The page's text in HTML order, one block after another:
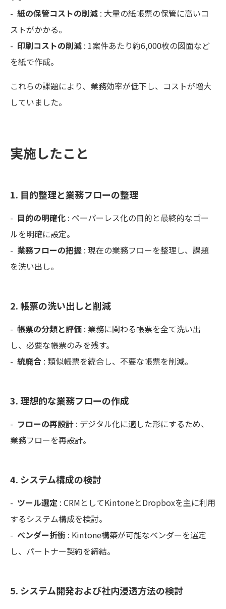
- 紙の保管コストの削減 : 大量の紙帳票の保管に高いコ
ストがかかる。
- 印刷コストの削減 : 1案件あたり約6,000枚の図面など
を紙で作成。
これらの課題により、業務効率が低下し、コストが増大
していました。
実施したこと
1. 目的整理と業務フローの整理
- 目的の明確化 : ペーパーレス化の目的と最終的なゴー
ルを明確に設定。
- 業務フローの把握 : 現在の業務フローを整理し、課題
を洗い出し。
2. 帳票の洗い出しと削減
- 帳票の分類と評価 : 業務に関わる帳票を全て洗い出
し、必要な帳票のみを残す。
- 統廃合 : 類似帳票を統合し、不要な帳票を削減。
3. 理想的な業務フローの作成
- フローの再設計 : デジタル化に適した形にするため、
業務フローを再設計。
4. システム構成の検討
- ツール選定 : CRMとしてKintoneとDropboxを主に利用
するシステム構成を検討。
- ベンダー折衝 : Kintone構築が可能なベンダーを選定
し、パートナー契約を締結。
5. システム開発および社内浸透方法の検討